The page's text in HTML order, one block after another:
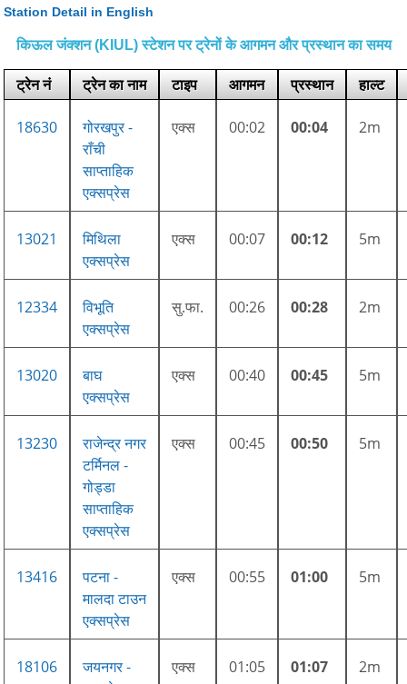
Station Detail in English
किऊल जंक्शन (KIUL) स्टेशन पर ट्रेनों के आगमन और प्रस्थान का समय
ट्रेन नं ट्रेन का नाम टाइप आगमन प्रस्थान हाल्ट
18630
गोरखपुर -
राँची
साप्ताहिक
एक्सप्रेस
एक्स 00:02 00:04 2m
13021
मिथिला
एक्सप्रेस
एक्स 00:07 00:12 5m
12334
विभूति
एक्सप्रेस
सु.फा. 00:26 00:28 2m
13020
बाघ
एक्सप्रेस
एक्स 00:40 00:45 5m
13230
राजेन्द्र नगर
टर्मिनल -
गोड्डा
साप्ताहिक
एक्सप्रेस
एक्स 00:45 00:50 5m
13416
पटना -
मालदा टाउन
एक्सप्रेस
एक्स 00:55 01:00 5m
18106
जयनगर -
एक्स 01:05 01:07 2m